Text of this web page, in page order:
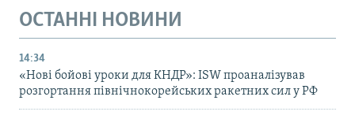
ОСТАННІ НОВИНИ
14:34
«Нові бойові уроки для КНДР»: ISW проаналізував
розгортання північнокорейських ракетних сил у РФ